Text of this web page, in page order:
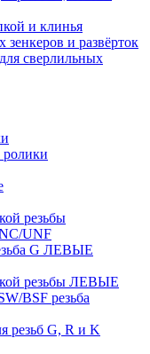
и клинья
и развёрток
сверлильных
ролики
резьбы
UNF
G ЛЕВЫЕ
резьбы ЛЕВЫЕ
BSF резьба
резьб G, R и K